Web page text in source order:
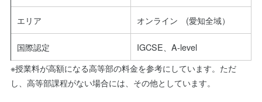
エリア オンライン (愛知全域）
国際認定
IGCSE、A-level
※授業料が高額になる高等部の料金を参考にしています。ただ
し、高等部課程がない場合には、その他としています。